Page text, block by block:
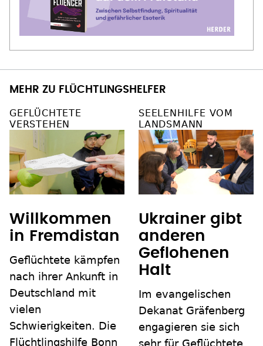
MEHR ZU FLÜCHTLINGSHELFER
GEFLÜCHTETE
VERSTEHEN
Willkommen
in Fremdistan
Geflüchtete kämpfen
nach ihrer Ankunft in
Deutschland mit
vielen
Schwierigkeiten. Die
Flüchtlingshilfe Bonn
SEELENHILFE VOM
LANDSMANN
Ukrainer gibt
anderen
Geflohenen
Halt
Im evangelischen
Dekanat Gräfenberg
engagieren sie sich